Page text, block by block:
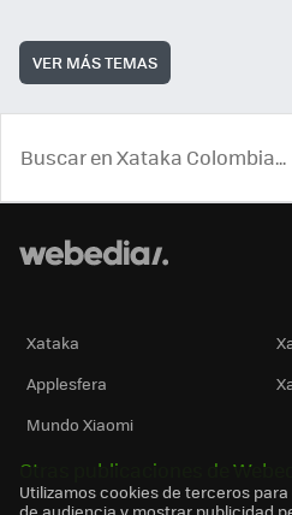
VER MÁS TEMAS
Xataka
Applesfera
Mundo Xiaomi
Otras publicaciones de
Utilizamos cookies de terceros